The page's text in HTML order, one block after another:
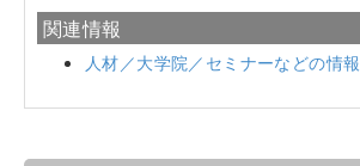
関連情報
人材／大学院／セミナーなどの情報